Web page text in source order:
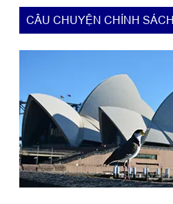
Primary
CÂU CHUYỆN CHÍNH SÁCH